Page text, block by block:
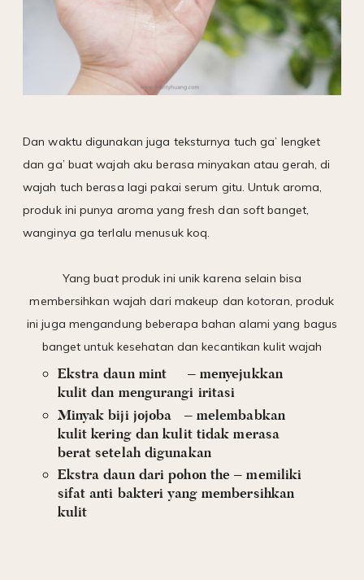
Dan waktu digunakan juga teksturnya tuch ga’ lengket
dan ga’ buat wajah aku berasa minyakan atau gerah, di
wajah tuch berasa lagi pakai serum gitu. Untuk aroma,
produk ini punya aroma yang fresh dan soft banget,
wanginya ga terlalu menusuk koq.
Yang buat produk ini unik karena selain bisa
membersihkan wajah dari makeup dan kotoran, produk
ini juga mengandung beberapa bahan alami yang bagus
banget untuk kesehatan dan kecantikan kulit wajah
Ekstra daun mint
– menyejukkan
kulit dan mengurangi iritasi
Minyak biji jojoba
– melembabkan
kulit kering dan kulit tidak merasa
berat setelah digunakan
Ekstra daun dari pohon the – memiliki
sifat anti bakteri yang membersihkan
kulit